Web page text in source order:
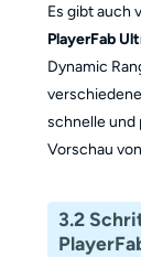
Es gibt auch
PlayerFab
Dynamic
schnelle und
Vorschau
3.2